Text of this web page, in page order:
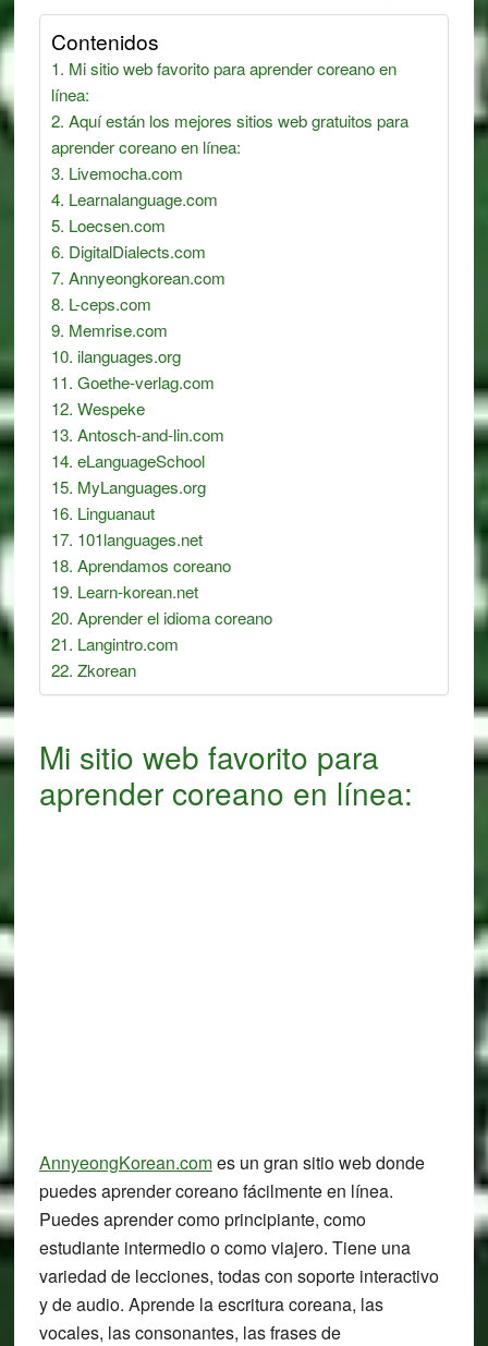
Contenidos
Mi sitio web favorito para aprender coreano en
línea:
Aquí están los mejores sitios web gratuitos para
aprender coreano en línea:
Livemocha.com
Learnalanguage.com
Loecsen.com
DigitalDialects.com
Annyeongkorean.com
L-ceps.com
Memrise.com
ilanguages.org
Goethe-verlag.com
Wespeke
Antosch-and-lin.com
eLanguageSchool
MyLanguages.org
Linguanaut
101languages.net
Aprendamos coreano
Learn-korean.net
Aprender el idioma coreano
Langintro.com
Zkorean
Mi sitio web favorito para
aprender coreano en línea:
AnnyeongKorean.comes un gran sitio web donde
puedes aprender coreano fácilmente en línea.
Puedes aprender como principiante, como
estudiante intermedio o como viajero. Tiene una
variedad de lecciones, todas con soporte interactivo
y de audio. Aprende la escritura coreana, las
vocales, las consonantes, las frases de